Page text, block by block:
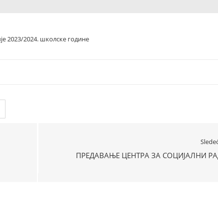
2023/2024. школске године
ПРЕДАВАЊЕ ЦЕНТРА ЗА СОЦИЈАЛНИ